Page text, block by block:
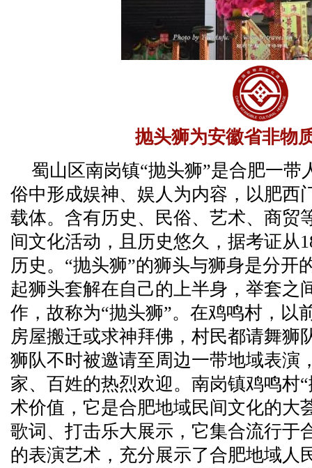
抛头狮为安徽省非物
蜀山区南岗镇“抛头狮”是合肥一带
俗中形成娱神、娱人为内容，以肥西
载体。含有历史、民俗、艺术、商贸
间文化活动，且历史悠久，据考证从
历史。“抛头狮”的狮头与狮身是分开
起狮头套解在自己的上半身，举套之
作，故称为“抛头狮”。在鸡鸣村，以
房屋搬迁或求神拜佛，村民都请舞狮
狮队不时被邀请至周边一带地域表演
家、百姓的热烈欢迎。南岗镇鸡鸣村
术价值，它是合肥地域民间文化的大
歌词、打击乐大展示，它集合流行于
的表演艺术，充分展示了合肥地域人